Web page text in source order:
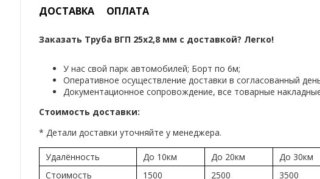
ДОСТАВКА ОПЛАТА
Заказать Труба ВГП 25х2,8 мм с доставкой? Легко!
У нас свой парк автомобилей; Борт по 6м;
Оперативное осуществление доставки в согласованный
Документационное сопровождение, все товарные
Стоимость доставки:
* Детали доставки уточняйте у менеджера.
Удалённость До 10км До 20км До 30км
Стоимость
1500 2500 3500